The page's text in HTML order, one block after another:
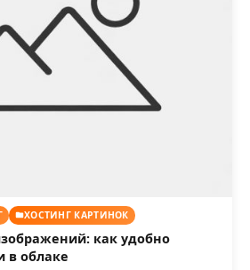
ХОСТИНГ КАРТИНОК
как удобно
в облаке